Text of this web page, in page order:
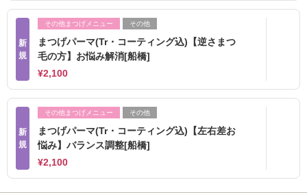
新
規
その他まつげメニュー その他
まつげパーマ(Tr・コーティング込)【逆さまつ
毛の方】お悩み解消[船橋]
¥2,100
新
規
その他まつげメニュー その他
まつげパーマ(Tr・コーティング込)【左右差お
悩み】バランス調整[船橋]
¥2,100